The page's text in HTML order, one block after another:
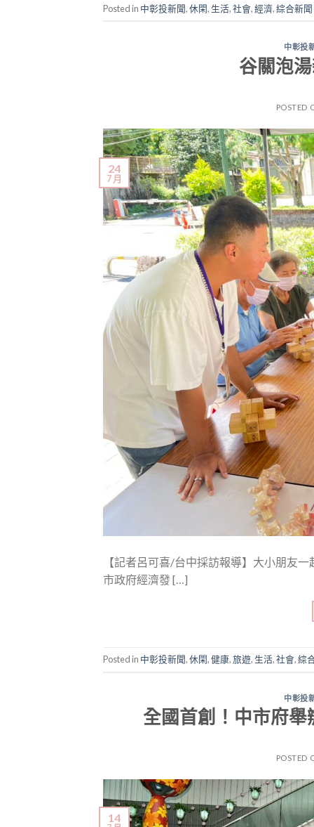
Posted in 中彰投新聞,休閑,生活,社會,經濟,綜合新聞
中彰投
谷關泡
POSTED
24
7 月
【記者呂可喜/台中採訪報導】大小朋友
市政府經濟發 […]
Posted in 中彰投新聞,休閑,健康,旅遊,生活,社會,綜
中彰投
全國首創！中市府
POSTED
14